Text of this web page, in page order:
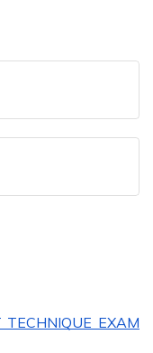
TECHNIQUE EXAM